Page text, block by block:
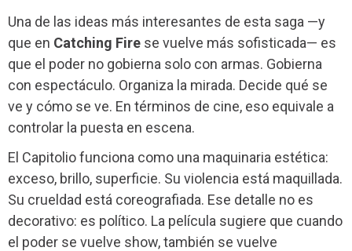
Una de las ideas más interesantes de esta saga —y
que en Catching Fire se vuelve más sofisticada— es
que el poder no gobierna solo con armas. Gobierna
con espectáculo. Organiza la mirada. Decide qué se
ve y cómo se ve. En términos de cine, eso equivale a
controlar la puesta en escena.
El Capitolio funciona como una maquinaria estética:
exceso, brillo, superficie. Su violencia está maquillada.
Su crueldad está coreografiada. Ese detalle no es
decorativo: es político. La película sugiere que cuando
el poder se vuelve show, también se vuelve